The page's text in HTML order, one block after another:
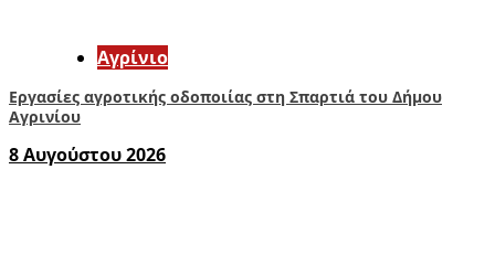
Aγρίνιο
Εργασίες αγροτικής οδοποιίας στη Σπαρτιά του Δήμου
Αγρινίου
8 Αυγούστου 2026